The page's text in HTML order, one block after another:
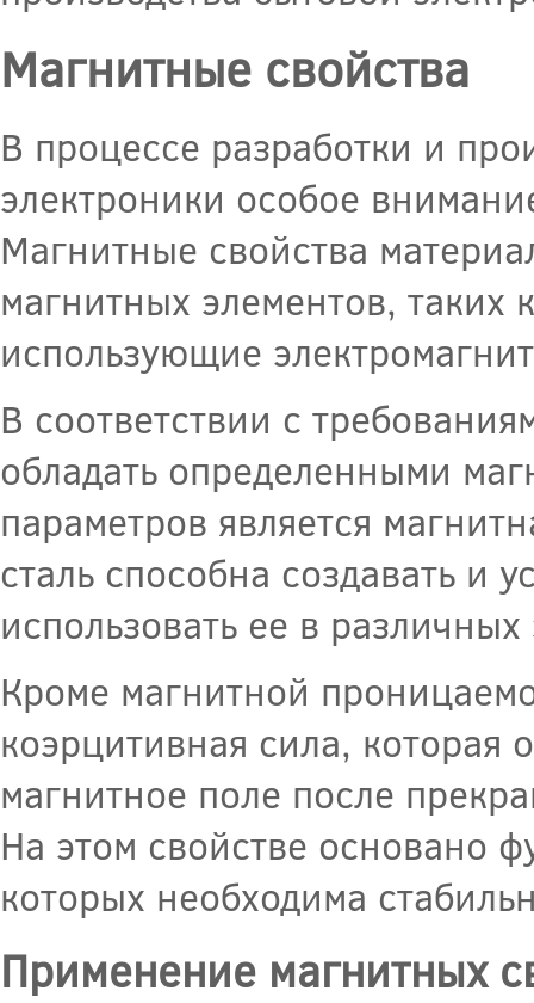
Магнитные свойства
В процессе разработки и
электроники особое
Магнитные свойства
магнитных элементов, таких
использующие
В соответствии с
обладать определенными
параметров является
сталь способна создавать и
использовать ее в
Кроме магнитной
коэрцитивная сила, которая
магнитное поле после
На этом свойстве основано
которых необходима
Применение магнитных